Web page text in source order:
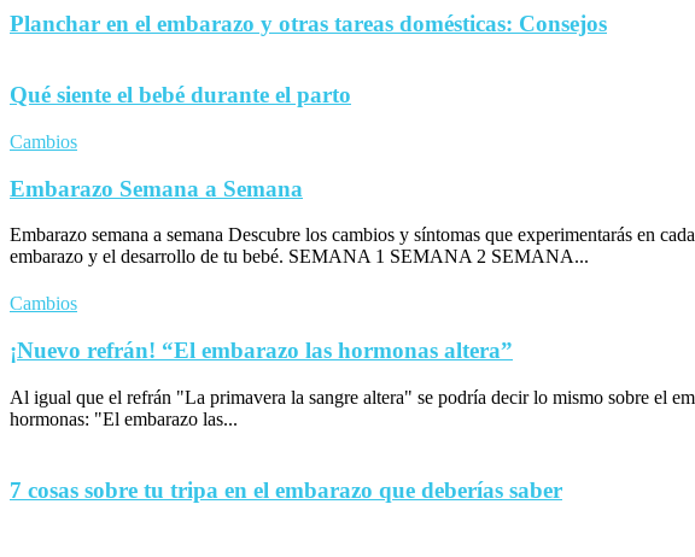
Planchar en el embarazo y otras tareas domésticas: Consejos
Qué siente el bebé durante el parto
Cambios
Embarazo Semana a Semana
Embarazo semana a semana Descubre los cambios y síntomas que experimentarás en
embarazo y el desarrollo de tu bebé. SEMANA 1 SEMANA 2 SEMANA...
Cambios
¡Nuevo refrán! “El embarazo las hormonas altera”
Al igual que el refrán "La primavera la sangre altera" se podría decir lo mismo sobre el
hormonas: "El embarazo las...
7 cosas sobre tu tripa en el embarazo que deberías saber